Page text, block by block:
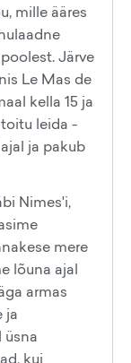
mille ääres
Järve
Le Mas de
kella 15 ja
leida -
ja pakub
Nimes'i,
mere
lõuna ajal
armas
ja
üsna
kui